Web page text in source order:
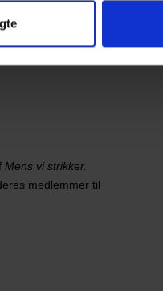
Mens vi strikker.
medlemmer til